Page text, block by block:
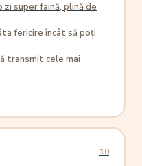
zi super faină, plină de
fericire încât să poți
transmit cele mai
10